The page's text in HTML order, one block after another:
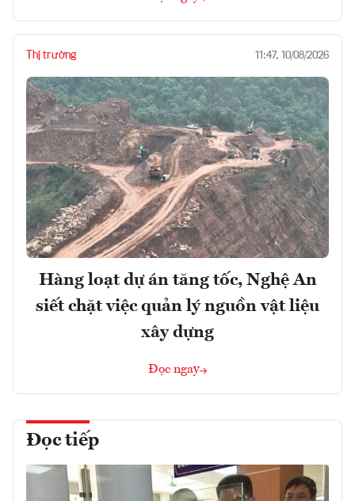
Thị trường 11:47, 10/08/2026
Hàng loạt dự án tăng tốc, Nghệ An
siết chặt việc quản lý nguồn vật liệu
xây dựng
Đọc ngay
Đọc tiếp